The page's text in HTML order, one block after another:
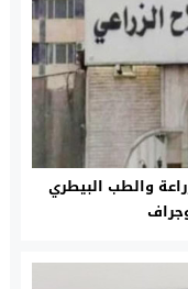
والطب البيطري